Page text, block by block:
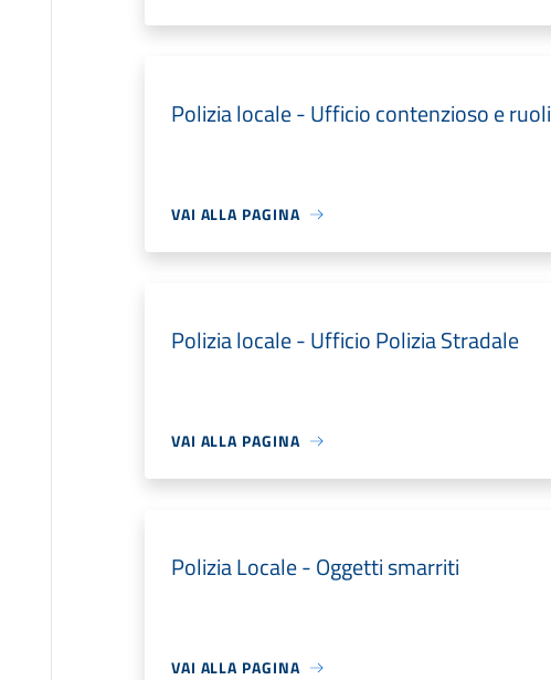
Polizia locale - Ufficio contenzioso e ruoli
VAI ALLA PAGINA
Polizia locale - Ufficio Polizia Stradale
VAI ALLA PAGINA
Polizia Locale - Oggetti smarriti
VAI ALLA PAGINA